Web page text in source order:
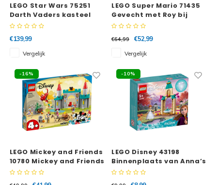
LEGO Star Wars 75251
Darth Vaders kasteel
€139,99
Vergelijk
LEGO Super Mario 71435
Gevecht met Roy bij
Peach' kasteel
€64,99
€52,99
Vergelijk
-16%
LEGO Mickey and Friends
10780 Mickey and Friends
Kasteelverdedigers
-10%
LEGO Disney 43198
Binnenplaats van Anna’s
kasteel